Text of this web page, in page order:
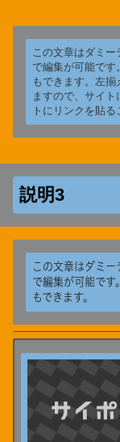
この文章はダミー
で編集が可能で
もできます。左
ますので、サイ
トにリンクを貼る
説明3
この文章はダミー
で編集が可能で
もできます。